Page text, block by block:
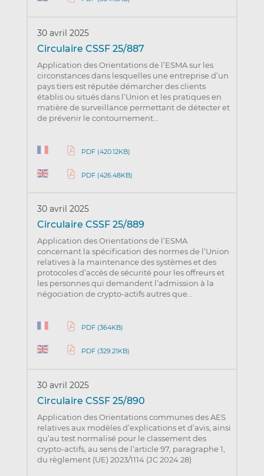
30 avril 2025
Circulaire CSSF 25/887
Application des Orientations de l’ESMA sur les
circonstances dans lesquelles une entreprise d’un
pays tiers est réputée démarcher des clients
établis ou situés dans l’Union et les pratiques en
matière de surveillance permettant de détecter et
de prévenir le contournement…
PDF (420.12KB)
PDF (426.48KB)
30 avril 2025
Circulaire CSSF 25/889
Application des Orientations de l’ESMA
concernant la spécification des normes de l’Union
relatives à la maintenance des systèmes et des
protocoles d’accès de sécurité pour les offreurs et
les personnes qui demandent l’admission à la
négociation de crypto-actifs autres que…
PDF (364KB)
PDF (329.21KB)
30 avril 2025
Circulaire CSSF 25/890
Application des Orientations communes des AES
relatives aux modèles d’explications et d’avis, ainsi
qu’au test normalisé pour le classement des
crypto-actifs, au sens de l’article 97, paragraphe 1,
du règlement (UE) 2023/1114 (JC 2024 28)